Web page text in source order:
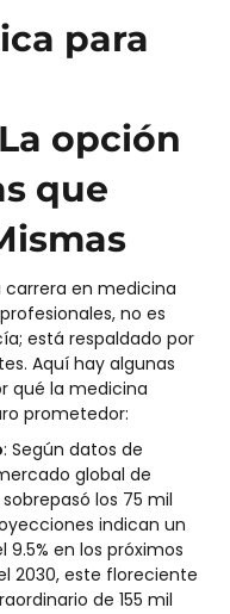
para
opción
que
en medicina
no es
está respaldado por
Aquí hay algunas
qué la medicina
prometedor:
: Según datos de
global de
los 75 mil
indican un
en los próximos
2030, este floreciente
de 155 mil